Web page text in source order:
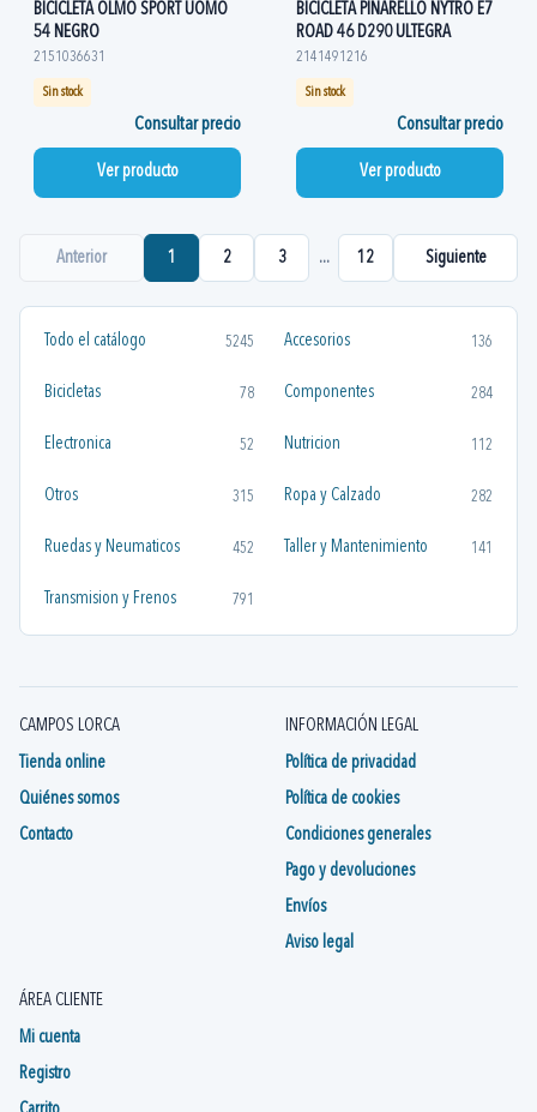
Todo el catálogo 5245 Accesorios 136
Bicicletas 78 Componentes 284
Electronica 52 Nutricion 112
Otros 315 Ropa y Calzado 282
Ruedas y Neumaticos 452 Taller y Mantenimiento 141
Transmision y Frenos 791
BICICLETA OLMO SPORT UOMO
54 NEGRO
2151036631
Sin stock
Consultar precio
Ver producto
BICICLETA PINARELLO NYTRO E7
ROAD 46 D290 ULTEGRA
2141491216
Sin stock
Consultar precio
Ver producto
Anterior 1 2 3 ... 12 Siguiente
CAMPOS LORCA
Tienda online
Quiénes somos
Contacto
INFORMACIÓN LEGAL
Política de privacidad
Política de cookies
Condiciones generales
Pago y devoluciones
Envíos
Aviso legal
ÁREA CLIENTE
Mi cuenta
Registro